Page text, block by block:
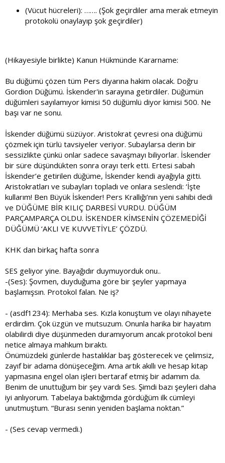
(Vücut hücreleri): ……. (Şok geçirdiler ama merak etmeyin
protokolü onaylayıp şok geçirdiler)
(Hikayesiyle birlikte) Kanun Hükmünde Kararname:
Bu düğümü çözen tüm Pers diyarına hakim olacak. Doğru
Gordion Düğümü. İskender'in sarayına getirdiler. Düğümün
düğümleri sayılamıyor kimisi 50 düğümlü diyor kimisi 500. Ne
başı var ne sonu.
İskender düğümü süzüyor. Aristokrat çevresi ona düğümü
çözmek için türlü tavsiyeler veriyor. Subaylarsa derin bir
sessizlikte çünkü onlar sadece savaşmayı biliyorlar. İskender
bir süre düşündükten sonra orayı terk etti. Ertesi sabah
İskender’e getirilen düğüme, İskender kendi ayağıyla gitti.
Aristokratları ve subayları topladı ve onlara seslendi: ‘İşte
kullarım! Ben Büyük İskender! Pers Krallığı’nın yeni sahibi dedi
ve DÜĞÜME BİR KILIÇ DARBESİ VURDU. DÜĞÜM
PARÇAMPARÇA OLDU. İSKENDER KİMSENİN ÇÖZEMEDİĞİ
DÜĞÜMÜ ‘AKLI VE KUVVETİYLE’ ÇÖZDÜ.
KHK dan birkaç hafta sonra
SES geliyor yine. Bayağıdır duymuyorduk onu..
-(Ses): Şovmen, duyduğuma göre bir şeyler yapmaya
başlamışsın. Protokol falan. Ne iş?
- (asdf1234): Merhaba ses. Kızla konuştum ve olayı nihayete
erdirdim. Çok üzgün ve mutsuzum. Onunla harika bir hayatım
olabilirdi diye düşünmeden duramıyorum ancak protokol beni
netice almaya mahkum bıraktı.
Önümüzdeki günlerde hastalıklar baş gösterecek ve çelimsiz,
zayıf bir adama dönüşeceğim. Ama artık akıllı ve hesap kitap
yapmasına engel olan işleri bertaraf etmiş bir adamım da.
Benim de unuttuğum bir şey vardı Ses. Şimdi bazı şeyleri daha
iyi anlıyorum. Tabelaya baktığımda gördüğüm ilk cümleyi
unutmuştum. “Burası senin yeniden başlama noktan.”
- (Ses cevap vermedi.)